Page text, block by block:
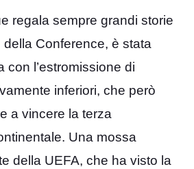
regala sempre grandi storie
della Conference, è stata
con l’estromissione di
inferiori, che però
a vincere la terza
Una mossa
della UEFA, che ha visto la